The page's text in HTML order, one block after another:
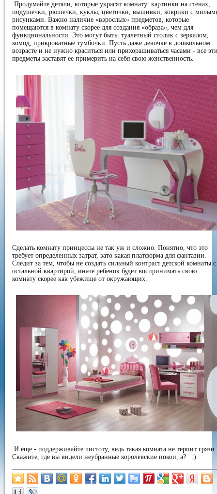
Продумайте детали, которые украсят комнату: картинки на стенах,
подушечки, рюшечки, куклы, цветочки, вышивки, коврики с
рисунками. Важно наличие «взрослых» предметов, которые
помещаются в комнату скорее для создания «образа», чем для
функциональности. Это могут быть: туалетный столик с зеркалом,
комод, прикроватные тумбочки. Пусть даже девочке в дошкольном
возрасте и не нужно краситься или прихорашиваться часами - все
предметы заставят ее примерить на себя свою женственность.
Сделать комнату принцессы не так уж и сложно. Понятно, что это
требует определенных затрат, зато какая платформа для фантазии.
Следит за тем, чтобы не создать сильный контраст детской комнаты с
остальной квартирой, иначе ребенок будет воспринимать свою
комнату скорее как убежище от окружающих.
И еще - поддерживайте чистоту, ведь такая комната не терпит грязи.
Скажите, где вы видели неубранные королевские покои, а?
:)